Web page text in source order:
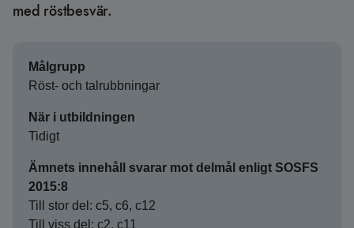
med röstbesvär.
Målgrupp
Röst- och talrubbningar
När i utbildningen
Tidigt
Ämnets innehåll svarar mot delmål enligt SOSFS
2015:8
Till stor del: c5, c6, c12
Till viss del: c2, c11